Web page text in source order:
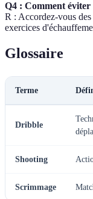
Q4 : Comment éviter
R : Accordez-vous des
exercices
Glossaire
Terme
Dribble
Shooting
Scrimmage